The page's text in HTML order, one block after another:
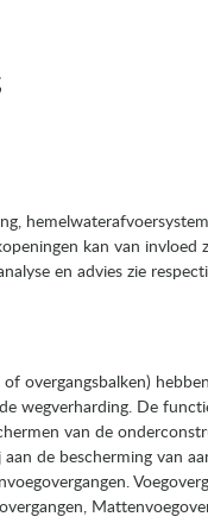
kan van invloed
en advies zie
overgangsbalken)
wegverharding. De
van de
de bescherming van